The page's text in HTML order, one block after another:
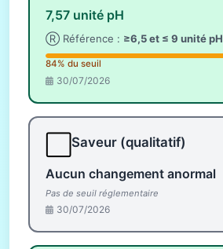
7,57 unité pH
Ⓡ Référence : ≥6,5 et ≤ 9 unité pH
84% du seuil
30/07/2026
Saveur (qualitatif)
Aucun changement anormal
Pas de seuil réglementaire
30/07/2026